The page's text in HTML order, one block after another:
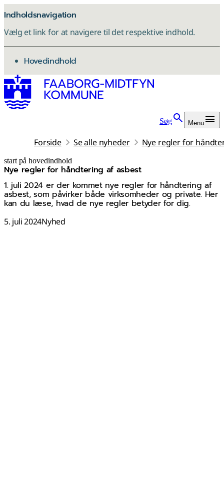
Indholdsnavigation
Vælg et link for at navigere til det respektive indhold.
gå til
Hovedindhold
Søg Menu
Forside Se alle nyheder Nye regler for
start på hovedindhold
Nye regler for håndtering af asbest
1. juli 2024 er der kommet nye regler for håndtering af
asbest, som påvirker både virksomheder og private. Her
kan du læse, hvad de nye regler betyder for dig.
5. juli 2024Nyhed
senest opdateret 21. maj 2026